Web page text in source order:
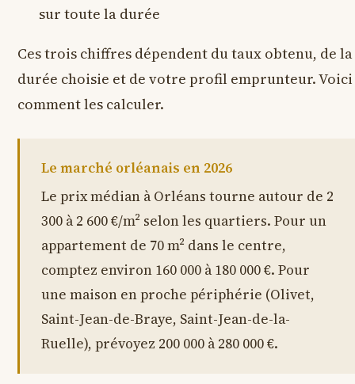
sur toute la durée
Ces trois chiffres dépendent du taux obtenu, de la
durée choisie et de votre profil emprunteur. Voici
comment les calculer.
Le marché orléanais en 2026
Le prix médian à Orléans tourne autour de 2
300 à 2 600 €/m² selon les quartiers. Pour un
appartement de 70 m² dans le centre,
comptez environ 160 000 à 180 000 €. Pour
une maison en proche périphérie (Olivet,
Saint-Jean-de-Braye, Saint-Jean-de-la-
Ruelle), prévoyez 200 000 à 280 000 €.